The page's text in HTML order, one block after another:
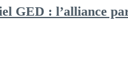
GED : l’alliance